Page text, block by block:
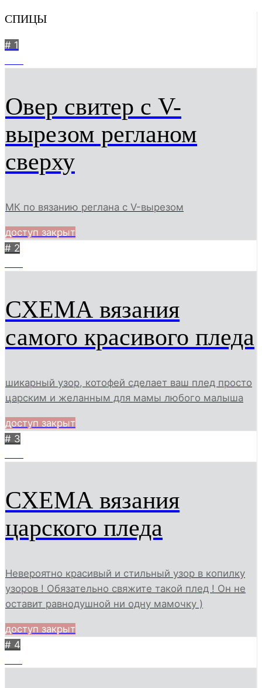
СПИЦЫ
# 1
Овер свитер с V-
вырезом регланом
сверху
МК по вязанию реглана с V-вырезом
доступ закрыт
# 2
СХЕМА вязания
самого красивого пледа
шикарный узор, котофей сделает ваш плед просто
царским и желанным для мамы любого малыша
доступ закрыт
# 3
СХЕМА вязания
царского пледа
Невероятно красивый и стильный узор в копилку
узоров ! Обязательно свяжите такой плед ! Он не
оставит равнодушной ни одну мамочку )
доступ закрыт
# 4